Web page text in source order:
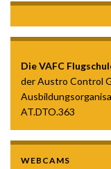
Die VAFC
der Austro Control
AT.DTO.363
WEBCAMS